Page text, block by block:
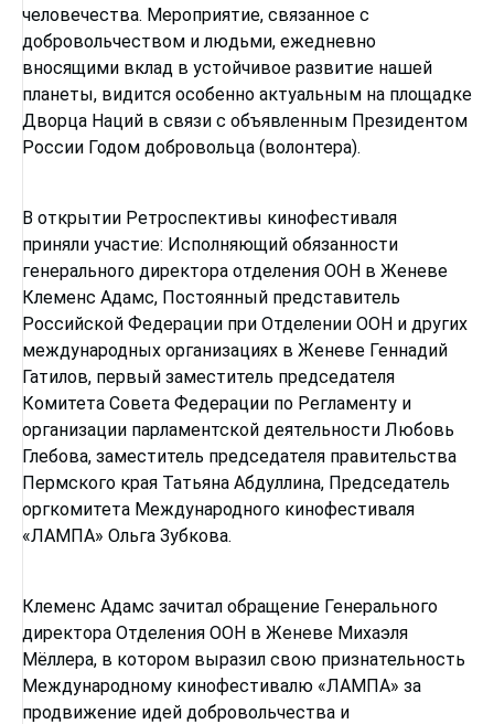
человечества. Мероприятие, связанное с
добровольчеством и людьми, ежедневно
вносящими вклад в устойчивое развитие нашей
планеты, видится особенно актуальным на площадке
Дворца Наций в связи с объявленным Президентом
России Годом добровольца (волонтера).
В открытии Ретроспективы кинофестиваля
приняли участие: Исполняющий обязанности
генерального директора отделения ООН в Женеве
Клеменс Адамс, Постоянный представитель
Российской Федерации при Отделении ООН и других
международных организациях в Женеве Геннадий
Гатилов, первый заместитель председателя
Комитета Совета Федерации по Регламенту и
организации парламентской деятельности Любовь
Глебова, заместитель председателя правительства
Пермского края Татьяна Абдуллина, Председатель
оргкомитета Международного кинофестиваля
«ЛАМПА» Ольга Зубкова.
Клеменс Адамс зачитал обращение Генерального
директора Отделения ООН в Женеве Михаэля
Мёллера, в котором выразил свою признательность
Международному кинофестивалю «ЛАМПА» за
продвижение идей добровольчества и